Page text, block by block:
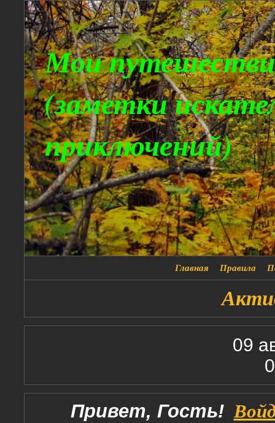
Мои
(заметки
приключений)
Главная Правила
09
Привет, Гость!